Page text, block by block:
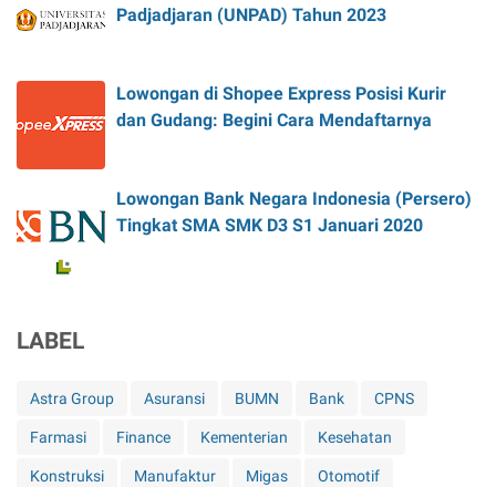
Padjadjaran (UNPAD) Tahun 2023
Lowongan di Shopee Express Posisi Kurir
dan Gudang: Begini Cara Mendaftarnya
Lowongan Bank Negara Indonesia (Persero)
Tingkat SMA SMK D3 S1 Januari 2020
LABEL
Astra Group Asuransi BUMN Bank CPNS
Farmasi Finance Kementerian Kesehatan
Konstruksi Manufaktur Migas Otomotif